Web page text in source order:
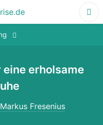
erholsame
Markus Fresenius